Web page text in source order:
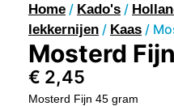
Home / Kado's /
lekkernijen / Kaas /
Mosterd
€ 2,45
Mosterd Fijn 45 gram